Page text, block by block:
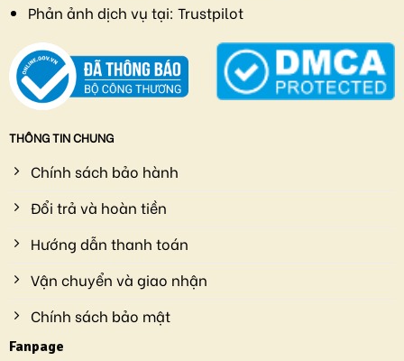
Phản ảnh dịch vụ tại: Trustpilot
THÔNG TIN CHUNG
Chính sách bảo hành
Đổi trả và hoàn tiền
Hướng dẫn thanh toán
Vận chuyển và giao nhận
Chính sách bảo mật
Fanpage